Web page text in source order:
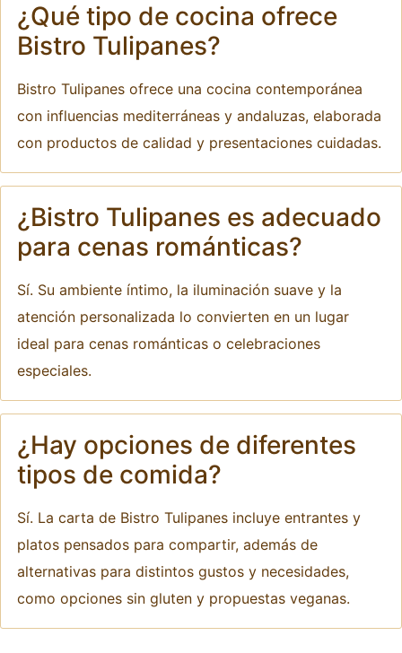
¿Qué tipo de cocina ofrece
Bistro Tulipanes?
Bistro Tulipanes ofrece una cocina contemporánea
con influencias mediterráneas y andaluzas, elaborada
con productos de calidad y presentaciones cuidadas.
¿Bistro Tulipanes es adecuado
para cenas románticas?
Sí. Su ambiente íntimo, la iluminación suave y la
atención personalizada lo convierten en un lugar
ideal para cenas románticas o celebraciones
especiales.
¿Hay opciones de diferentes
tipos de comida?
Sí. La carta de Bistro Tulipanes incluye entrantes y
platos pensados para compartir, además de
alternativas para distintos gustos y necesidades,
como opciones sin gluten y propuestas veganas.